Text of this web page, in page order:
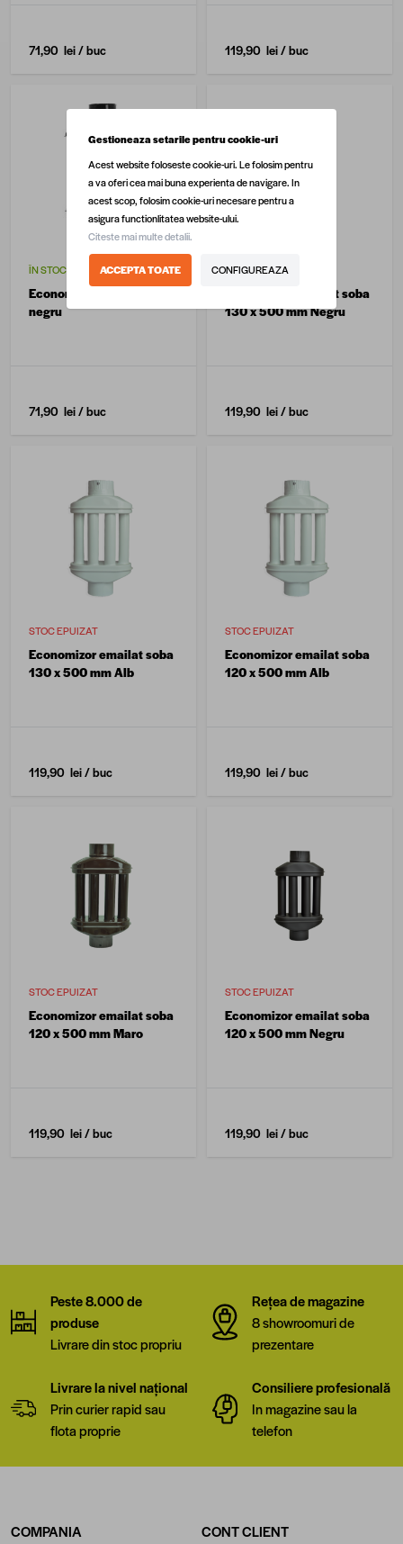
71,90 lei/ buc 119,90 lei/ buc
ÎN STOC
Economizor soba 130 mm
negru
71,90 lei/ buc
STOC EPUIZAT
Economizor emailat soba
130 x 500 mm Negru
119,90 lei/ buc
STOC EPUIZAT
Economizor emailat soba
130 x 500 mm Alb
119,90 lei/ buc
STOC EPUIZAT
Economizor emailat soba
120 x 500 mm Alb
119,90 lei/ buc
STOC EPUIZAT
Economizor emailat soba
120 x 500 mm Maro
119,90 lei/ buc
STOC EPUIZAT
Economizor emailat soba
120 x 500 mm Negru
119,90 lei/ buc
Peste 8.000 de
produse
Livrare din stoc propriu
Rețea de magazine
8 showroomuri de
prezentare
Livrare la nivel național
Prin curier rapid sau
flota proprie
Consiliere profesională
In magazine sau la
telefon
COMPANIA
CONT CLIENT
Gestioneaza setarile pentru cookie-uri
Acest website foloseste cookie-uri. Le folosim pentru
a va oferi cea mai buna experienta de navigare. In
acest scop, folosim cookie-uri necesare pentru a
asigura functionlitatea website-ului.
Citeste mai multe detalii.
ACCEPTA TOATE CONFIGUREAZA